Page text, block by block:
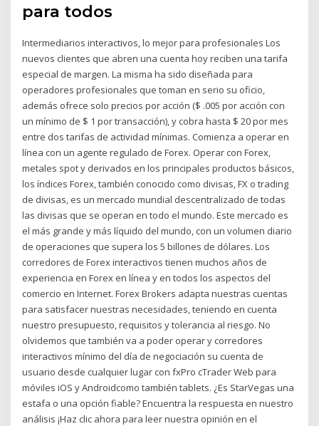
para todos
Intermediarios interactivos, lo mejor para profesionales Los
nuevos clientes que abren una cuenta hoy reciben una tarifa
especial de margen. La misma ha sido diseñada para
operadores profesionales que toman en serio su oficio,
además ofrece solo precios por acción ($ .005 por acción con
un mínimo de $ 1 por transacción), y cobra hasta $ 20 por mes
entre dos tarifas de actividad mínimas. Comienza a operar en
línea con un agente regulado de Forex. Operar con Forex,
metales spot y derivados en los principales productos básicos,
los índices Forex, también conocido como divisas, FX o trading
de divisas, es un mercado mundial descentralizado de todas
las divisas que se operan en todo el mundo. Este mercado es
el más grande y más líquido del mundo, con un volumen diario
de operaciones que supera los 5 billones de dólares. Los
corredores de Forex interactivos tienen muchos años de
experiencia en Forex en línea y en todos los aspectos del
comercio en Internet. Forex Brokers adapta nuestras cuentas
para satisfacer nuestras necesidades, teniendo en cuenta
nuestro presupuesto, requisitos y tolerancia al riesgo. No
olvidemos que también va a poder operar y corredores
interactivos mínimo del día de negociación su cuenta de
usuario desde cualquier lugar con fxPro cTrader Web para
móviles iOS y Androidcomo también tablets. ¿Es StarVegas una
estafa o una opción fiable? Encuentra la respuesta en nuestro
análisis ¡Haz clic ahora para leer nuestra opinión en el